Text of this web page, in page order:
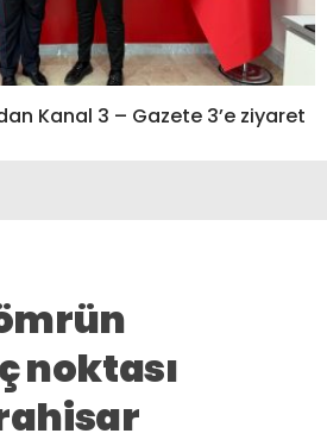
Kanal 3 – Gazete 3’e ziyaret
noktası